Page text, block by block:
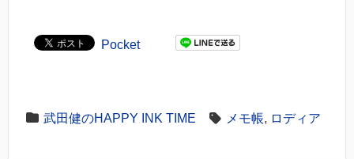
Pocket
武田健のHAPPY INK TIME メモ帳, ロディア